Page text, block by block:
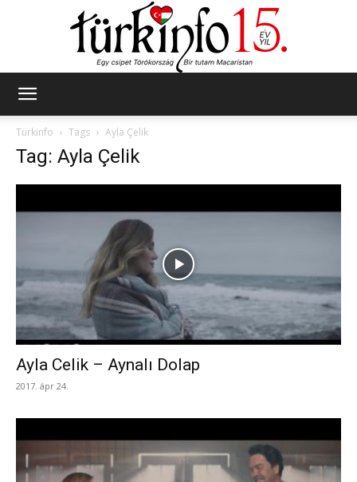
Türkinfo
Tags Ayla Çelik
Tag: Ayla Çelik
Ayla Celik – Aynalı Dolap
2017. ápr 24.